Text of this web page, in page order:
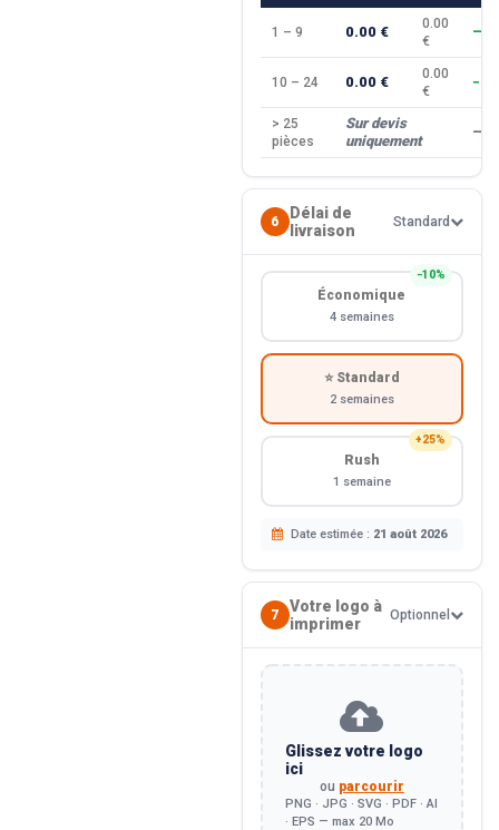
1 – 9 0.00 €
0.00
€
—
10 – 24 0.00 €
0.00
€
> 25
pièces
Sur devis
uniquement
—
6
Délai de
livraison
Standard
−10%
Économique
4 semaines
⭐ Standard
2 semaines
+25%
Rush
1 semaine
Date estimée : 21 août 2026
7
Votre logo à
imprimer
Optionnel
Glissez votre logo
ici
ou parcourir
PNG · JPG · SVG · PDF · AI
· EPS — max 20 Mo